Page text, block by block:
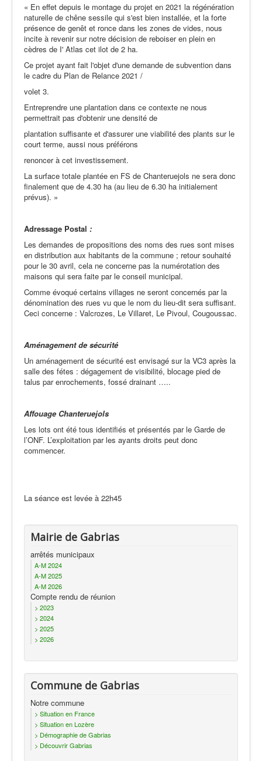
« En effet depuis le montage du projet en 2021 la régénération
naturelle de chêne sessile qui s'est bien installée, et la forte
présence de genêt et ronce dans les zones de vides, nous
incite à revenir sur notre décision de reboiser en plein en
cèdres de I' Atlas cet ilot de 2 ha.
Ce projet ayant fait l'objet d'une demande de subvention dans
le cadre du Plan de Relance 2021 /
volet 3.
Entreprendre une plantation dans ce contexte ne nous
permettrait pas d'obtenir une densité de
plantation suffisante et d'assurer une viabilité des plants sur le
court terme, aussi nous préférons
renoncer à cet investissement.
La surface totale plantée en FS de Chanteruejols ne sera donc
finalement que de 4.30 ha (au lieu de 6.30 ha initialement
prévus). »
Adressage Postal :
Les demandes de propositions des noms des rues sont mises
en distribution aux habitants de la commune ; retour souhaité
pour le 30 avril, cela ne concerne pas la numérotation des
maisons qui sera faite par le conseil municipal.
Comme évoqué certains villages ne seront concernés par la
dénomination des rues vu que le nom du lieu-dit sera suffisant.
Ceci concerne : Valcrozes, Le Villaret, Le Pivoul, Cougoussac.
Aménagement de sécurité
Un aménagement de sécurité est envisagé sur la VC3 après la
salle des fétes : dégagement de visibilité, blocage pied de
talus par enrochements, fossé drainant …..
Affouage Chanteruejols
Les lots ont été tous identifiés et présentés par le Garde de
l’ONF. L’exploitation par les ayants droits peut donc
commencer.
La séance est levée à 22h45
Mairie de Gabrias
arrêtés municipaux
A-M 2024
A-M 2025
A-M 2026
Compte rendu de réunion
> 2023
> 2024
> 2025
> 2026
Commune de Gabrias
Notre commune
> Situation en France
> Situation en Lozère
> Démographie de Gabrias
> Découvrir Gabrias